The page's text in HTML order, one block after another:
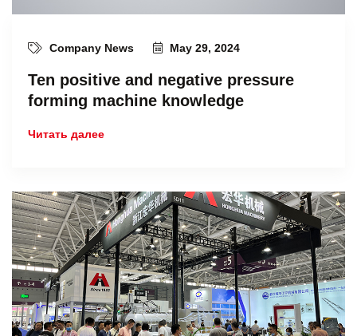
Company News May 29, 2024
Ten positive and negative pressure
forming machine knowledge
Читать далее